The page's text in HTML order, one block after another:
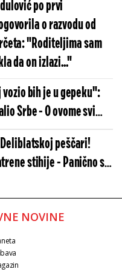
po prvi
o razvodu od
"Roditeljima sam
da on izlazi..."
bih je u gepeku":
Srbe - O ovome svi
Deliblatskoj peščari!
stihije - Panično se
NOVINE